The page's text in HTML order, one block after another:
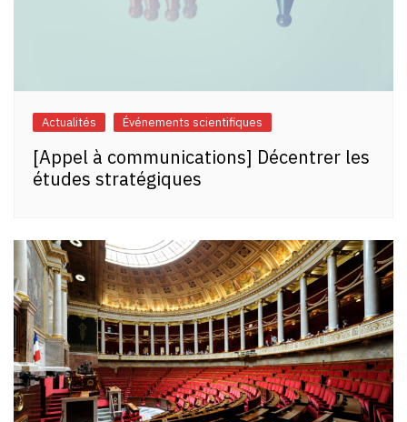
Actualités Événements scientifiques
[Appel à communications] Décentrer les
études stratégiques